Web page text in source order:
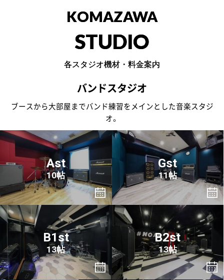
KOMAZAWA
STUDIO
各スタジオ機材・料金案内
バンドスタジオ
ブースから大部屋までバンド練習をメインとした音楽スタジ
オ。
Ast
10帖
Gst
11帖
B1st
13帖
B2st
13帖